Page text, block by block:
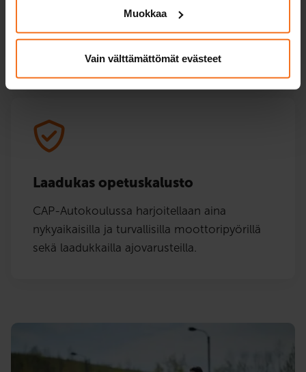
Muokkaa
Vain välttämättömät evästeet
Kurssien teoriatunnit ja teoriakoeharjoittelun
saat suoritettua kätevästi netissä, kun sinulle
parhaiten sopii.
Laadukas opetuskalusto
CAP-Autokoulussa harjoitellaan aina
nykyaikaisilla ja turvallisilla moottoripyörillä
sekä laadukkailla ajovarusteilla.